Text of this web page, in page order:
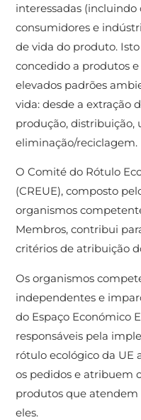
interessadas (incluindo
consumidores e
de vida do produto.
concedido a produtos
elevados padrões
vida: desde a extração
produção, distribuição,
eliminação/reciclagem.
O Comité do Rótulo
(CREUE), composto
organismos
Membros, contribui
critérios de atribuição
Os organismos
independentes e
do Espaço Económico
responsáveis ​​pela
rótulo ecológico da UE
os pedidos e atribuem
produtos que atendem
eles.